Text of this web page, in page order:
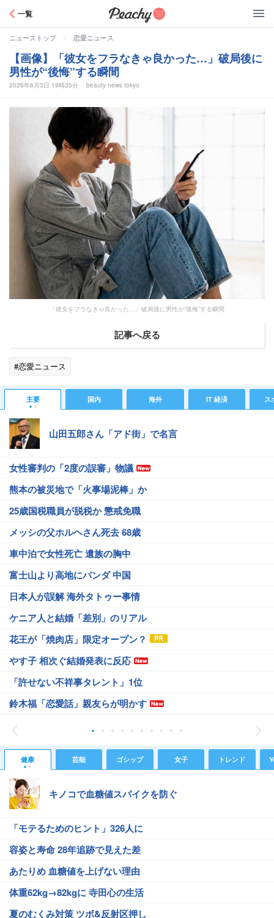
一覧
ニューストップ > 恋愛ニュース
【画像】「彼女をフラなきゃ良かった…」破局後に
男性が“後悔”する瞬間
2026年6月3日 19時35分 beauty news tokyo
「彼女をフラなきゃ良かった…」破局後に男性が“後悔”する瞬間
記事へ戻る
#恋愛ニュース
主要 国内 海外 IT 経済 ス
山田五郎さん「アド街」で名言
女性審判の「2度の誤審」物議
熊本の被災地で「火事場泥棒」か
25歳国税職員が脱税か 懲戒免職
メッシの父ホルヘさん死去 68歳
車中泊で女性死亡 遺族の胸中
富士山より高地にパンダ 中国
日本人が誤解 海外タトゥー事情
ケニア人と結婚「差別」のリアル
花王が「焼肉店」限定オープン？
やす子 相次ぐ結婚発表に反応
「許せない不祥事タレント」1位
鈴木福「恋愛話」親友らが明かす
健康 芸能 ゴシップ 女子 トレンド
キノコで血糖値スパイクを防ぐ
「モテるためのヒント」326人に
容姿と寿命 28年追跡で見えた差
あたりめ 血糖値を上げない理由
体重62kg→82kgに 寺田心の生活
夏のむくみ対策 ツボ&反射区押し